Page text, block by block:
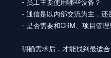
- 员工主要使用哪些设备？
- 通信是以内部交流为主，还
- 是否需要和CRM、项目管理
明确需求后，才能找到最适